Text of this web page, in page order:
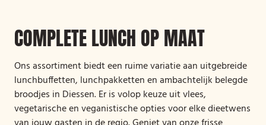
COMPLETE LUNCH OP MAAT
Ons assortiment biedt een ruime variatie aan uitgebreide
lunchbuffetten, lunchpakketten en ambachtelijk belegde
broodjes in Diessen. Er is volop keuze uit vlees,
vegetarische en veganistische opties voor elke dieetwens